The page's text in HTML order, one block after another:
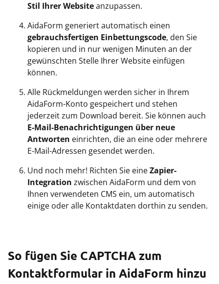
Stil Ihrer Websiteanzupassen.
AidaForm generiert automatisch einen
gebrauchsfertigen Einbettungscode, den Sie
kopieren und in nur wenigen Minuten an der
gewünschten Stelle Ihrer Website einfügen
können.
Alle Rückmeldungen werden sicher in Ihrem
AidaForm-Konto gespeichert und stehen
jederzeit zum Download bereit. Sie können auch
E-Mail-Benachrichtigungen über neue
Antworten einrichten, die an eine oder mehrere
E-Mail-Adressen gesendet werden.
Und noch mehr! Richten Sie eineZapier-
Integration zwischen AidaForm und dem von
Ihnen verwendeten CMS ein, um automatisch
einige oder alle Kontaktdaten dorthin zu senden.
So fügen Sie CAPTCHA zum
Kontaktformular in AidaForm hinzu